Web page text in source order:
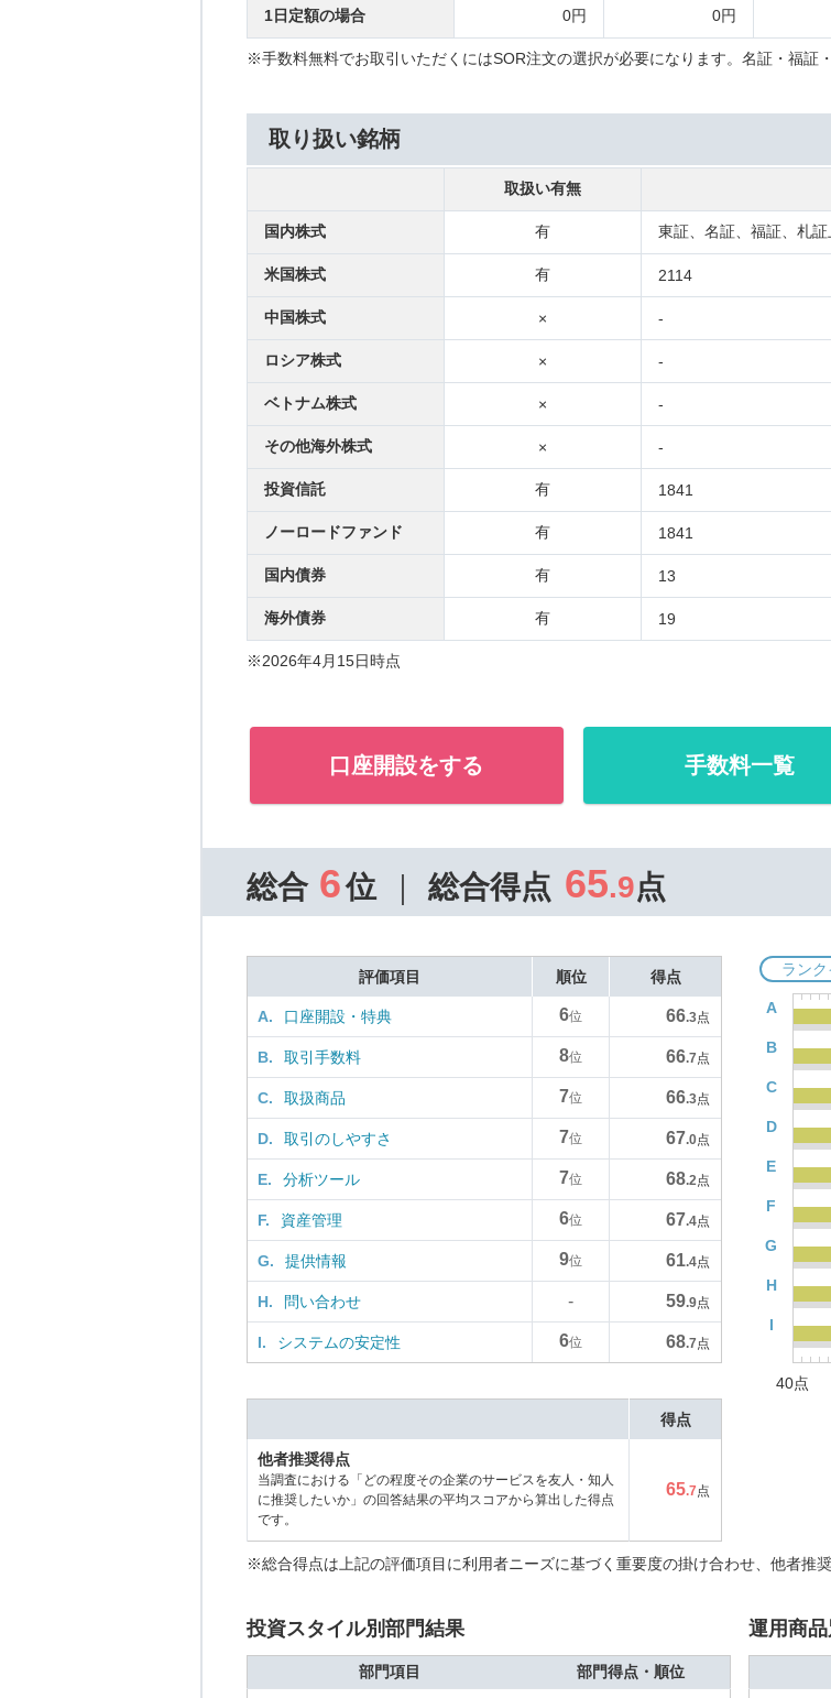
1日定額の場合 0円 0円
※手数料無料でお取引いただくにはSOR注文の選択が必要になります。名証・福証
取り扱い銘柄
取扱い有無
国内株式 有 東証、名証、福証、札証
米国株式 有 2114
中国株式 × -
ロシア株式 × -
ベトナム株式 × -
その他海外株式 × -
投資信託 有 1841
ノーロードファンド 有 1841
国内債券 有 13
海外債券 有 19
※2026年4月15日時点
口座開設をする 手数料一覧
総合 6位 総合得点 65.9点
評価項目 順位 得点
A. 口座開設・特典 6位 66.3点
B. 取引手数料 8位 66.7点
C. 取扱商品 7位 66.3点
D. 取引のしやすさ 7位 67.0点
E. 分析ツール 7位 68.2点
F. 資産管理 6位 67.4点
G. 提供情報 9位 61.4点
H. 問い合わせ - 59.9点
I. システムの安定性 6位 68.7点
ラン
A
B
C
D
E
F
G
H
I
40点
得点
他者推奨得点
当調査における「どの程度その企業のサービスを友人・知人
に推奨したいか」の回答結果の平均スコアから算出した得点
です。
65.7点
※総合得点は上記の評価項目に利用者ニーズに基づく重要度の掛け合わせ、他者推
投資スタイル別部門結果
部門項目 部門得点・順位
運用商